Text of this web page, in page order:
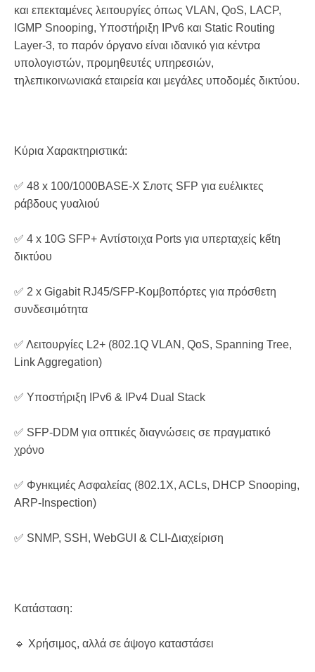
και επεκταμένες λειτουργίες όπως VLAN, QoS, LACP,
IGMP Snooping, Υποστήριξη IPv6 και Static Routing
Layer-3, το παρόν όργανο είναι ιδανικό για κέντρα
υπολογιστών, προμηθευτές υπηρεσιών,
τηλεπικοινωνιακά εταιρεία και μεγάλες υποδομές δικτύου.
Κύρια Χαρακτηριστικά:
✅ 48 x 100/1000BASE-X Σлотς SFP για ευέλικτες
ράβδους γυαλιού
✅ 4 x 10G SFP+ Αντίστοιχα Ports για υπερταχείς kếtη
δικτύου
✅ 2 x Gigabit RJ45/SFP-Κομβοπόρτες για πρόσθετη
συνδεσιμότητα
✅ Λειτουργίες L2+ (802.1Q VLAN, QoS, Spanning Tree,
Link Aggregation)
✅ Υποστήριξη IPv6 & IPv4 Dual Stack
✅ SFP-DDM για οπτικές διαγνώσεις σε πραγματικό
χρόνο
✅ Φункциές Ασφαλείας (802.1X, ACLs, DHCP Snooping,
ARP-Inspection)
✅ SNMP, SSH, WebGUI & CLI-Διαχείριση
Κατάσταση:
🔹 Χρήσιμος, αλλά σε άψογο καταστάσει